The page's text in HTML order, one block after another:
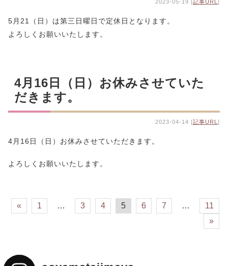
2023-05-19 [ 記事URL
5月21（日）は第三日曜日で定休日となります。
よろしくお願いいたします。
4月16日（日）お休みさせていた
だきます。
2023-04-14 [記事URL ]
4月16日（日）お休みさせていただきます。
よろしくお願いいたします。
« 1 … 3 4 5 6 7 …
11
»